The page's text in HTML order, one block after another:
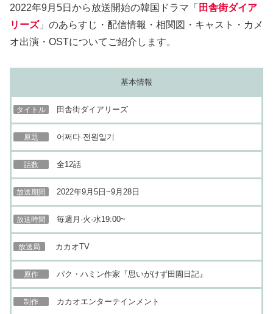
2022年9月5日から放送開始の韓国ドラマ「 田舎街ダイア
リーズ」のあらすじ・配信情報・相関図・キャスト・カメ
オ出演・OSTについてご紹介します。
基本情報
タイトル 田舎街ダイアリーズ
原題 어쩌다 전원일기
話数 全12話
放送期間 2022年9月5日~9月28日
放送時間 毎週月·火·水19:00~
放送局 カカオTV
原作 パク・ハミン作家『思いがけず田園日記』
制作 カカオエンターテインメント